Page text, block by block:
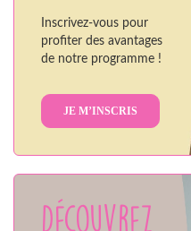
Inscrivez-vous pour
profiter des avantages
de notre programme !
JE M’INSCRIS
Découvrez